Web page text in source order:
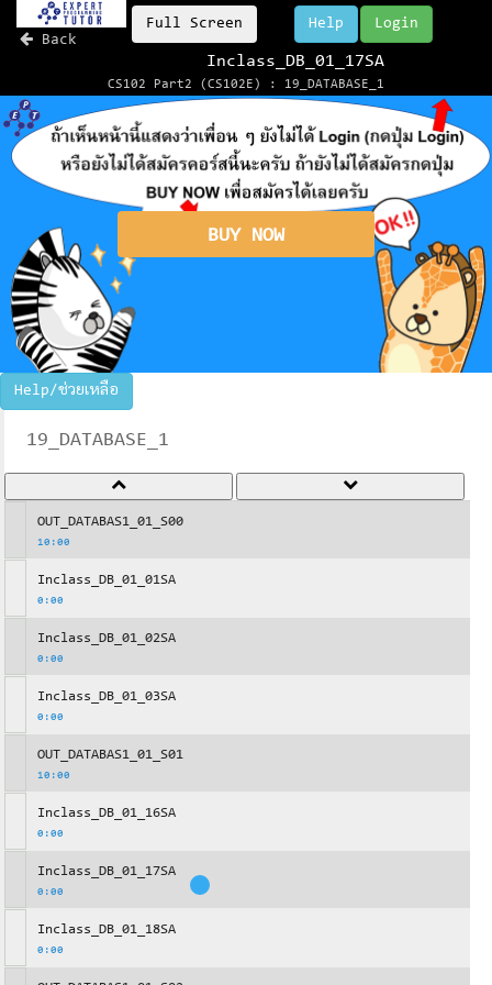
Back
Full Screen Login
Help
Inclass_DB_01_17SA
CS102 Part2 (CS102E) : 19_DATABASE_1
BUY NOW
Help/ช่วยเหลือ
19_DATABASE_1
OUT_DATABAS1_01_S00
10:00
Inclass_DB_01_01SA
0:00
Inclass_DB_01_02SA
0:00
Inclass_DB_01_03SA
0:00
OUT_DATABAS1_01_S01
10:00
Inclass_DB_01_16SA
0:00
Inclass_DB_01_17SA
0:00
Inclass_DB_01_18SA
0:00